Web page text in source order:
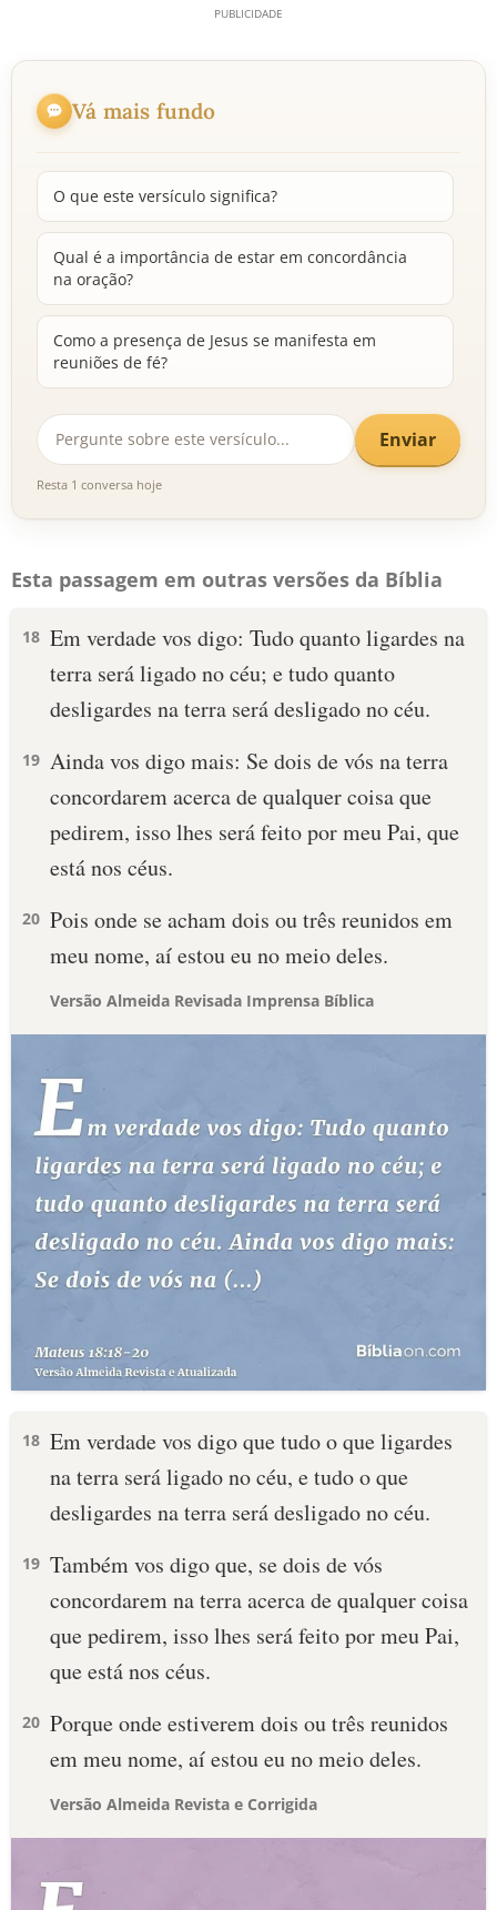
Vá mais fundo
O que este versículo significa?
Qual é a importância de estar em concordância
na oração?
Como a presença de Jesus se manifesta em
reuniões de fé?
Enviar
Resta 1 conversa hoje
Esta passagem em outras versões da Bíblia
18 Em verdade vos digo: Tudo quanto ligardes na
terra será ligado no céu; e tudo quanto
desligardes na terra será desligado no céu.
19 Ainda vos digo mais: Se dois de vós na terra
concordarem acerca de qualquer coisa que
pedirem, isso lhes será feito por meu Pai, que
está nos céus.
20 Pois onde se acham dois ou três reunidos em
meu nome, aí estou eu no meio deles.
Versão Almeida Revisada Imprensa Bíblica
18 Em verdade vos digo que tudo o que ligardes
na terra será ligado no céu, e tudo o que
desligardes na terra será desligado no céu.
19 Também vos digo que, se dois de vós
concordarem na terra acerca de qualquer coisa
que pedirem, isso lhes será feito por meu Pai,
que está nos céus.
20 Porque onde estiverem dois ou três reunidos
em meu nome, aí estou eu no meio deles.
Versão Almeida Revista e Corrigida